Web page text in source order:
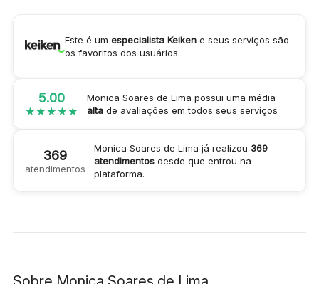
Este é um especialista Keiken e seus serviços são
os favoritos dos usuários.
5.00
★★★★★
Monica Soares de Lima possui uma média
alta de avaliações em todos seus serviços
369
atendimentos
Monica Soares de Lima já realizou 369
atendimentos desde que entrou na
plataforma.